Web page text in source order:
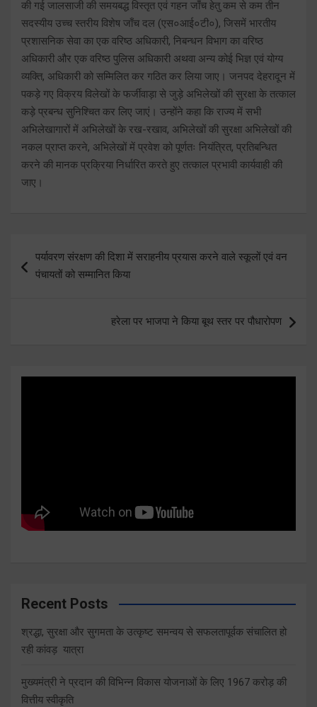
की गई जालसाजी की समयबद्ध विस्तृत एवं गहन जाँच हेतु कम से कम तीन
सदस्यीय उच्च स्तरीय विशेष जाँच दल (एस०आई०टी०), जिसमें भारतीय
प्रशासनिक सेवा का एक वरिष्ठ अधिकारी, निबन्धन विभाग का वरिष्ठ
अधिकारी और एक वरिष्ठ पुलिस अधिकारी अथवा अन्य कोई भिज्ञ एवं योग्य
व्यक्ति, अधिकारी को सम्मिलित कर गठित कर लिया जाए। जनपद देहरादून में
पकड़े गए विक्रय विलेखों के फर्जीवाड़ा से जुड़े अभिलेखों की सुरक्षा के तत्काल
कड़े प्रबन्ध सुनिश्चित कर लिए जाएं। उन्होंने कहा कि राज्य में सभी
अभिलेखागारों में अभिलेखों के रख-रखाव, अभिलेखों की सुरक्षा अभिलेखों की
नकल प्राप्त करने, अभिलेखों में प्रवेश को पूर्णतः नियंत्रित, प्रतिबन्धित
करने की मानक प्रक्रिया निर्धारित करते हुए तत्काल प्रभावी कार्यवाही की
जाए।
navigation
पर्यावरण संरक्षण की दिशा में सराहनीय प्रयास करने वाले स्कूलों एवं वन
पंचायतों को सम्मानित किया
हरेला पर भाजपा ने किया बूथ स्तर पर पौधारोपण
Recent Posts
श्रद्धा, सुरक्षा और सुगमता के उत्कृष्ट समन्वय से सफलतापूर्वक संचालित हो
रही कांवड़ यात्रा
मुख्यमंत्री ने प्रदान की विभिन्न विकास योजनाओं के लिए 1967 करोड़ की
वित्तीय स्वीकृति